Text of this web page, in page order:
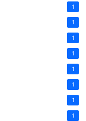
1
1
1
1
1
1
1
1